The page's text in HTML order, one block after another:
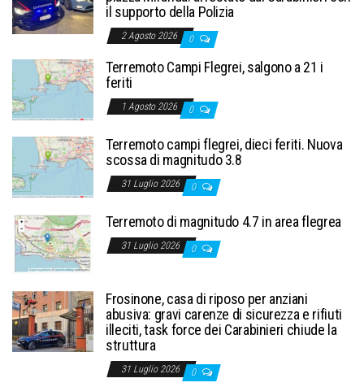
il supporto della Polizia
2 Agosto 2026 0
Terremoto Campi Flegrei, salgono a 21 i
feriti
1 Agosto 2026 0
Terremoto campi flegrei, dieci feriti. Nuova
scossa di magnitudo 3.8
31 Luglio 2026 0
Terremoto di magnitudo 4.7 in area flegrea
31 Luglio 2026 0
Frosinone, casa di riposo per anziani
abusiva: gravi carenze di sicurezza e rifiuti
illeciti, task force dei Carabinieri chiude la
struttura
31 Luglio 2026 0